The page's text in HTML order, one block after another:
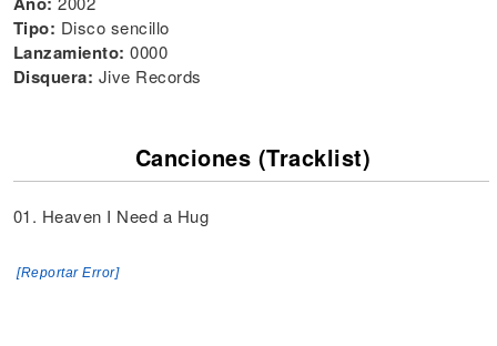
Tipo: Disco sencillo
Lanzamiento: 0000
Disquera: Jive Records
Canciones (Tracklist)
01. Heaven I Need a Hug
[Reportar Error]